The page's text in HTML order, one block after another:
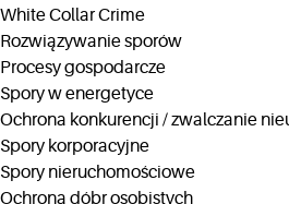
White Collar Crime
Rozwiązywanie sporów
Procesy gospodarcze
Spory w energetyce
Ochrona konkurencji / zwalczanie
Spory korporacyjne
Spory nieruchomościowe
Ochrona dóbr osobistych